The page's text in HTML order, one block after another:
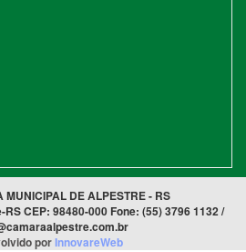
DE ALPESTRE - RS
CEP: 98480-000 Fone: (55) 3796 1132 /
porInnovareWeb